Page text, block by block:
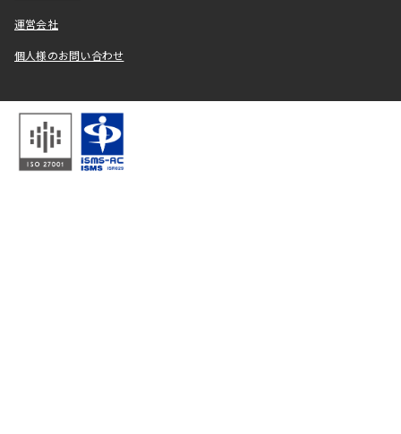
運営会社
個人様のお問い合わせ